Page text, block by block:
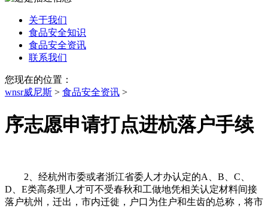
关于我们
食品安全知识
食品安全资讯
联系我们
您现在的位置：
wnsr威尼斯 > 食品安全资讯 >
序志愿申请打点进杭落户手续
2、经杭州市委或者浙江省委人才办认定的A、B、C、
D、E类高条理人才可不受春秋和工做地凭相关认定材料间接
落户杭州，迁出，市内迁徙，户口为住户和生齿的总称，将市